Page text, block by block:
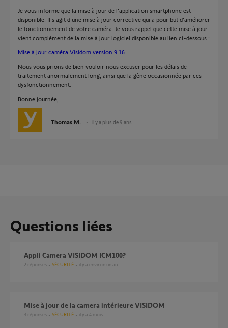
Je vous informe que la mise à jour de l'application smartphone est
disponible. Il s'agit d'une mise à jour corrective qui a pour but d'améliorer
le fonctionnement de votre caméra. Je vous rappel que cette mise à jour
vient complément de la mise à jour logiciel disponible au lien ci-dessous :
Mise à jour caméra Visidom version 9.16
Nous vous prions de bien vouloir nous excuser pour les délais de
traitement anormalement long, ainsi que la gêne occasionnée par ces
dysfonctionnement.
Bonne journée,
Thomas M. il y a plus de 9 ans
Questions liées
Appli Camera VISIDOM ICM100?
2 réponses SÉCURITÉ il y a environ un an
mise à jour de la camera intérieure VISIDOM
3 réponses SÉCURITÉ il y a 4 mois